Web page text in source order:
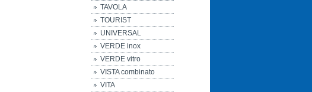
TAVOLA
TOURIST
UNIVERSAL
VERDE inox
VERDE vitro
VISTA combinato
VITA